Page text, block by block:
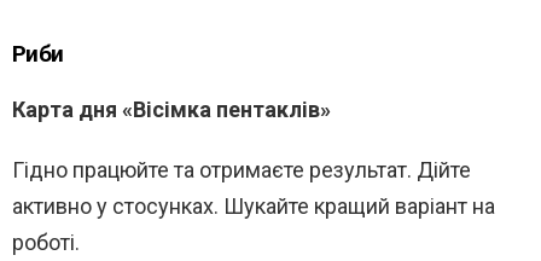
Риби
Карта дня «Вісімка пентаклів»
Гідно працюйте та отримаєте результат. Дійте
активно у стосунках. Шукайте кращий варіант на
роботі.